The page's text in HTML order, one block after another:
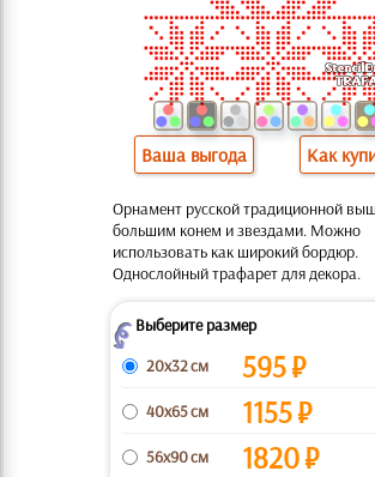
Ваша выгода Как
Орнамент русской традиционной
большим конем и звездами. Можно
использовать как широкий бордюр.
Однослойный трафарет для декора.
ZВыберите размер
20x32 см
595₽
40x65 см 1155₽
56x90 см 1820₽